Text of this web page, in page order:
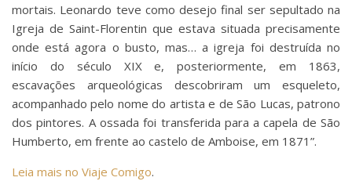
mortais. Leonardo teve como desejo final ser sepultado na
Igreja de Saint-Florentin que estava situada precisamente
onde está agora o busto, mas… a igreja foi destruída no
início do século XIX e, posteriormente, em 1863,
escavações arqueológicas descobriram um esqueleto,
acompanhado pelo nome do artista e de São Lucas, patrono
dos pintores. A ossada foi transferida para a capela de São
Humberto, em frente ao castelo de Amboise, em 1871”.
Leia mais no Viaje Comigo.